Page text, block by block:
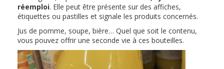
réemploi. Elle peut être présente sur des affiches,
étiquettes ou pastilles et signale les produits concernés.
Jus de pomme, soupe, bière… Quel que soit le contenu,
vous pouvez offrir une seconde vie à ces bouteilles.